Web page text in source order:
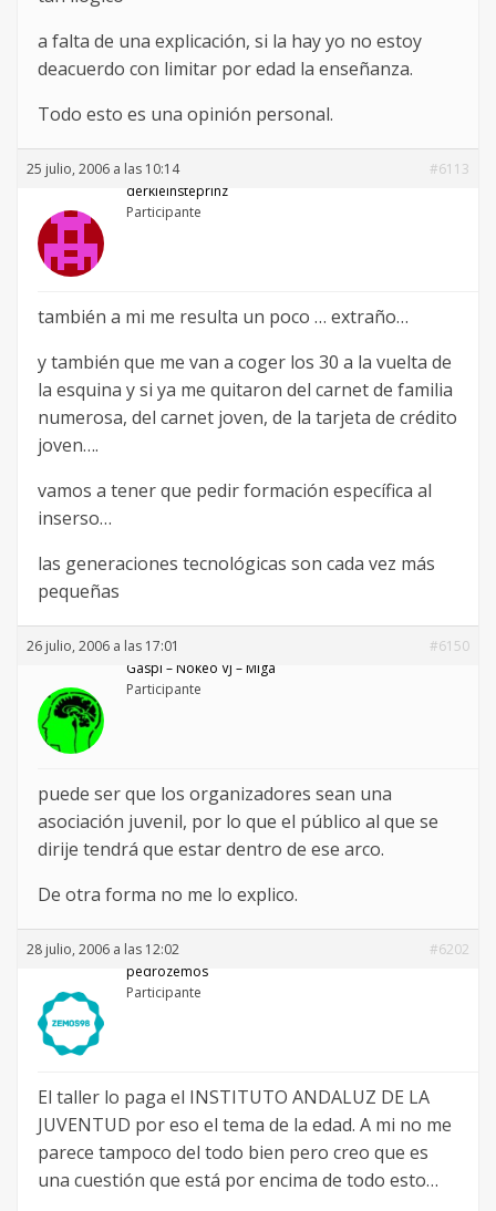
a falta de una explicación, si la hay yo no estoy
deacuerdo con limitar por edad la enseñanza.
Todo esto es una opinión personal.
25 julio, 2006 a las 10:14
#6113
derkleinsteprinz
Participante
también a mi me resulta un poco … extraño…
y también que me van a coger los 30 a la vuelta de
la esquina y si ya me quitaron del carnet de familia
numerosa, del carnet joven, de la tarjeta de crédito
joven….
vamos a tener que pedir formación específica al
inserso…
las generaciones tecnológicas son cada vez más
pequeñas
26 julio, 2006 a las 17:01
#6150
Gaspi – Nökeö VJ – Miga
Participante
puede ser que los organizadores sean una
asociación juvenil, por lo que el público al que se
dirije tendrá que estar dentro de ese arco.
De otra forma no me lo explico.
28 julio, 2006 a las 12:02
#6202
pedrozemos
Participante
El taller lo paga el INSTITUTO ANDALUZ DE LA
JUVENTUD por eso el tema de la edad. A mi no me
parece tampoco del todo bien pero creo que es
una cuestión que está por encima de todo esto…